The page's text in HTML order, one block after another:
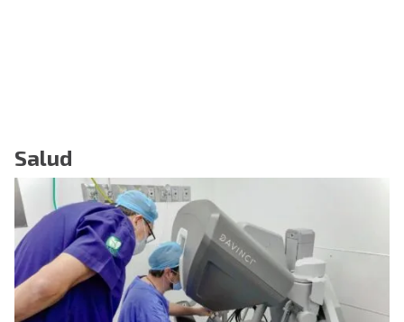
Salud